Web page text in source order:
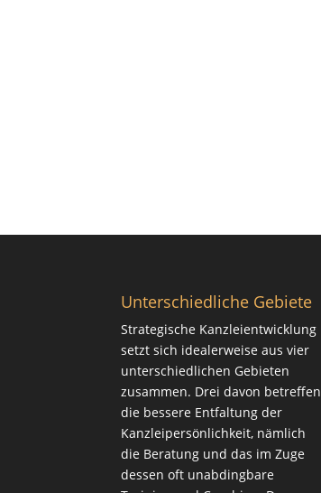
Unterschiedliche Gebiete
Strategische Kanzleientwicklung
setzt sich idealerweise aus vier
unterschiedlichen Gebieten
zusammen. Drei davon betreffen
die bessere Entfaltung der
Kanzleipersönlichkeit, nämlich
die Beratung und das im Zuge
dessen oft unabdingbare